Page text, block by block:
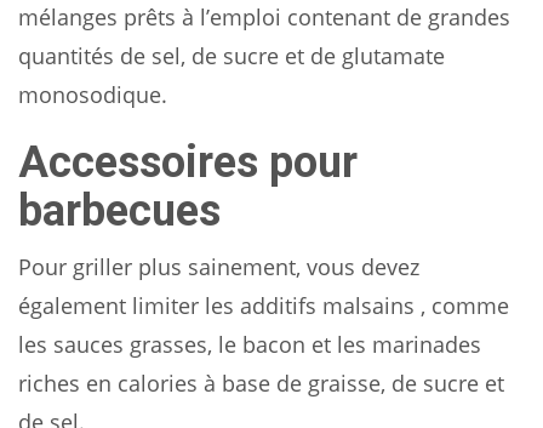
mélanges prêts à l’emploi contenant de grandes
quantités de sel, de sucre et de glutamate
monosodique.
Accessoires pour
barbecues
Pour griller plus sainement, vous devez
également limiter les additifs malsains , comme
les sauces grasses, le bacon et les marinades
riches en calories à base de graisse, de sucre et
de sel.